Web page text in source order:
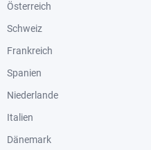
Österreich
Schweiz
Frankreich
Spanien
Niederlande
Italien
Dänemark